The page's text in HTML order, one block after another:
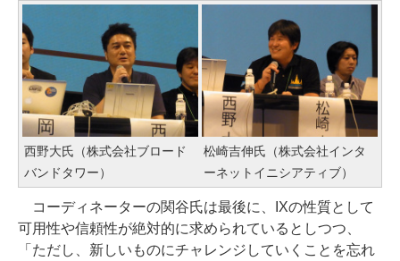
西野大氏（株式会社ブロード
バンドタワー）
松崎吉伸氏（株式会社インタ
ーネットイニシアティブ）
コーディネーターの関谷氏は最後に、IXの性質として
可用性や信頼性が絶対的に求められているとしつつ、
「ただし、新しいものにチャレンジしていくことを忘れ